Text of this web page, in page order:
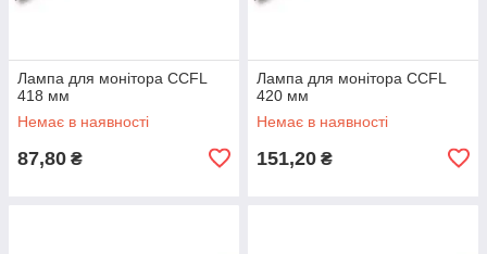
Лампа для монітора CCFL
418 мм
Немає в наявності
87,80 ₴
Лампа для монітора CCFL
420 мм
Немає в наявності
151,20 ₴